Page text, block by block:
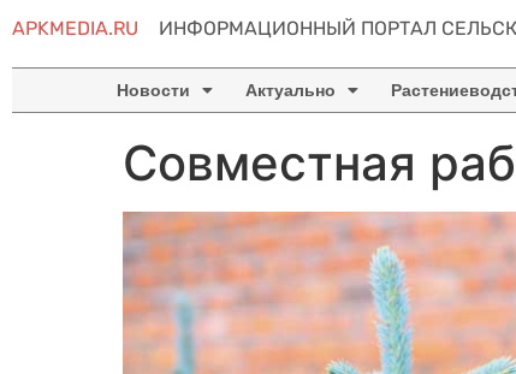
APKMEDIA.RU ИНФОРМАЦИОННЫЙ ПОРТАЛ
Новости Актуально
Совместная